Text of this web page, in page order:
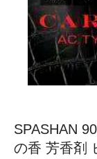
SPASHAN
の香 芳香剤